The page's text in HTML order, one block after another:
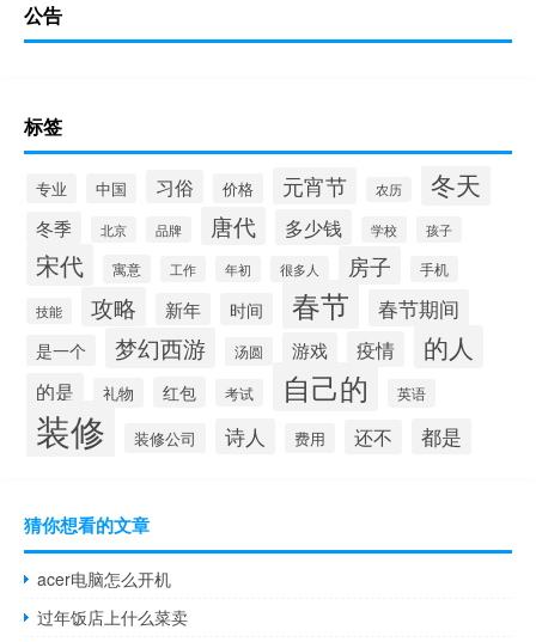
公告
标签
专业 中国 习俗 价格 元宵节 农历 冬天
冬季 北京 品牌 唐代 多少钱 学校 孩子
宋代 寓意 工作 年初 很多人 房子 手机
技能 攻略 新年 时间 春节 春节期间
是一个 梦幻西游 汤圆 游戏 疫情 的人
的是 礼物 红包 考试 自己的 英语
装修 装修公司 诗人 费用 还不 都是
猜你想看的文章
acer电脑怎么开机
过年饭店上什么菜卖